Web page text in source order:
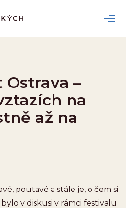
Ostrava –
na
až na
poutavé a stále je, o čem si
v diskusi v rámci festivalu